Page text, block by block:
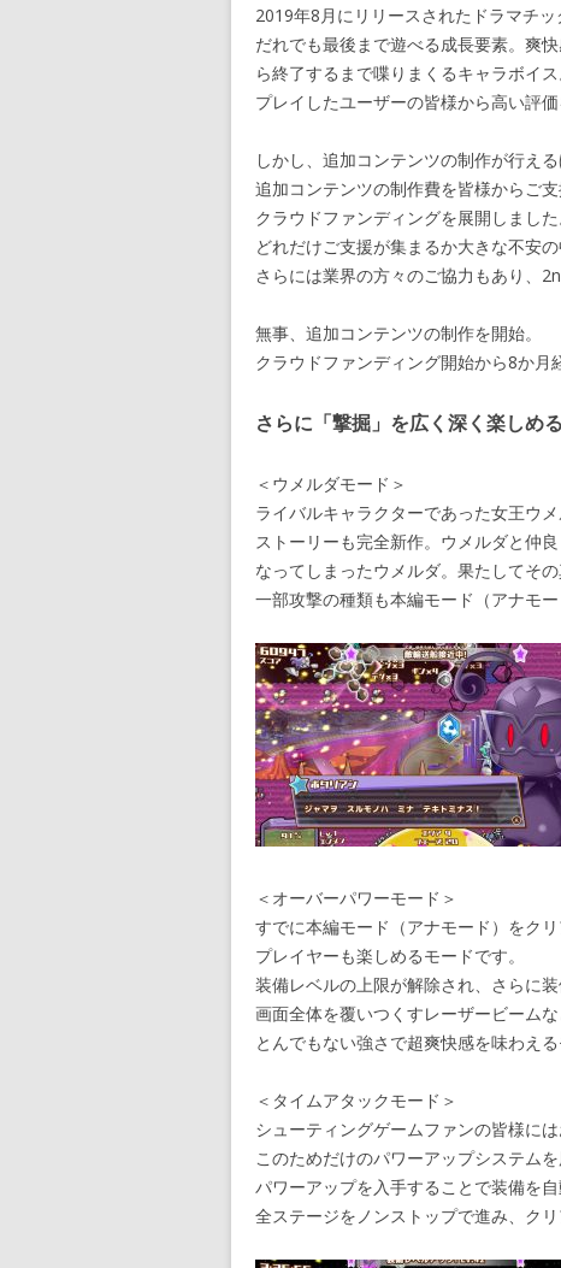
2019年8月にリリースされたドラマチ
だれでも最後まで遊べる成長要素。爽
ら終了するまで喋りまくるキャラボイス
プレイしたユーザーの皆様から高い評
しかし、追加コンテンツの制作が行え
追加コンテンツの制作費を皆様からご
クラウドファンディングを展開しました
どれだけご支援が集まるか大きな不安
さらには業界の方々のご協力もあり、
無事、追加コンテンツの制作を開始。
クラウドファンディング開始から8か月
さらに「撃掘」を広く深く楽しめ
＜ウメルダモード＞
ライバルキャラクターであった女王ウ
ストーリーも完全新作。ウメルダと仲
なってしまったウメルダ。果たしてそ
一部攻撃の種類も本編モード（アナモ
＜オーバーパワーモード＞
すでに本編モード（アナモード）をク
プレイヤーも楽しめるモードです。
装備レベルの上限が解除され、さらに
画面全体を覆いつくすレーザービーム
とんでもない強さで超爽快感を味わえる
＜タイムアタックモード＞
シューティングゲームファンの皆様に
このためだけのパワーアップシステム
パワーアップを入手することで装備を
全ステージをノンストップで進み、クリ